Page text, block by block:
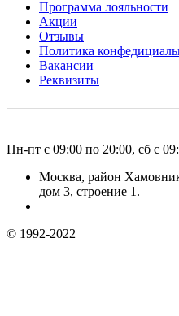
Программа лояльности
Акции
Отзывы
Политика
Вакансии
Реквизиты
Пн-пт с 09:00 по 20:00, сб с
Москва, район
дом 3, строение 1.
© 1992-2022